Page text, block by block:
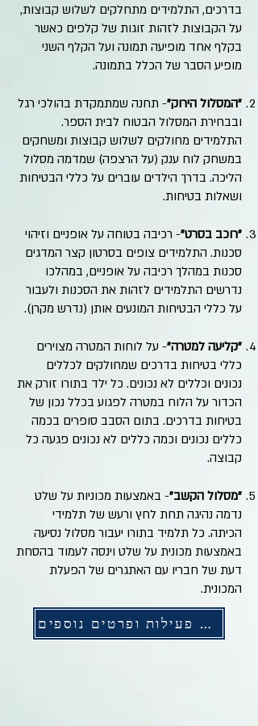
בדרכים, התלמידים מתחלקים לשלוש קבוצות,
על הקבוצות לזהות זוגות של קלפים כאשר
בקלף אחד מופיעה תמונה ועל הקלף השני
מופיע הסבר של הכלל בתמונה.
"המסלול הירוק"- תחנה שמתמקדת בהולכי רגל
ובבחירת המסלול הבטוח לבית הספר.
התלמידים מחולקים לשלוש קבוצות ומשחקים
במשחק לוח ענק (על הרצפה) שמדמה מסלול
הליכה. בדרך הילדים עוברים על כללי הבטיחות
ושאלות בטיחות.
"רוכב בסרט"- רכיבה בטוחה על אופניים וזיהוי
סכנות. התלמידים צופים בסרטון קצר המדגים
סכנות במהלך רכיבה על אופניים, במהלכו
נדרשים התלמידים לזהות את הסכנות ולעבור
על כללי הבטיחות המונעים אותן (נדרש מקרן).
"קליעה למטרה"- על לוחות המטרה מצוירים
כללי בטיחות בדרכים שמחולקים לכללים
נכונים וכללים לא נכונים. כל ילד בתורו זורק את
הכדור על הלוח במטרה לפגוע בכלל נכון של
בטיחות בדרכים. בתום הסבב סופרים בכמה
כללים נכונים וכמה כללים לא נכונים פגעה כל
קבוצה.
"מסלול הקשב"- באמצעות מכוניות על שלט
נדמה נהיגה תחת לחץ ורעש של תלמידי
הכיתה. כל תלמיד בתורו יעבור מסלול נסיעה
באמצעות מכונית על שלט וינסה לעמוד בהסחת
דעת של חבריו עם האתגרים של הפעלת
המכונית.
להזמנת פעילות ופרטים נוספים